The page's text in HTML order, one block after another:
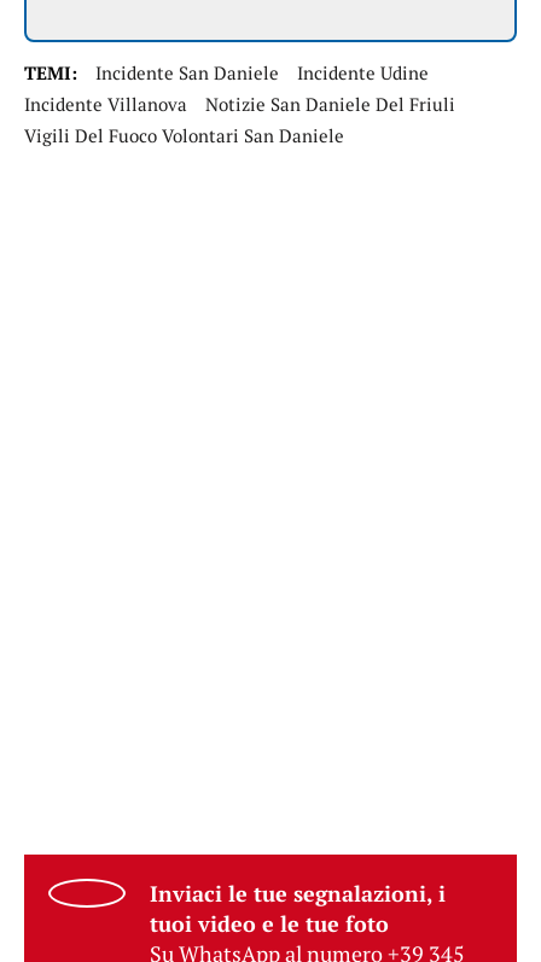
TEMI: Incidente San Daniele
Incidente Udine
Incidente Villanova
Notizie San Daniele Del Friuli
Vigili Del Fuoco Volontari San Daniele
Inviaci le tue segnalazioni, i
tuoi video e le tue foto
Su WhatsApp al numero +39 345